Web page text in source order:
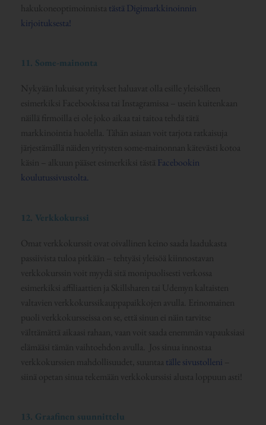
hakukoneoptimoinnista tästä Digimarkkinoinnin
kirjoituksesta!
11. Some-mainonta
Nykyään lukuisat yritykset haluavat olla esille yleisölleen
esimerkiksi Facebookissa tai Instagramissa – usein kuitenkaan
näillä firmoilla ei ole joko aikaa tai taitoa tehdä tätä
markkinointia huolella. Tähän asiaan voit tarjota ratkaisuja
järjestämällä näiden yritysten some-mainonnan kätevästi kotoa
käsin – alkuun pääset esimerkiksi tästä Facebookin
koulutussivustolta.
12. Verkkokurssi
Omat verkkokurssit ovat oivallinen keino saada laadukasta
passiivista tuloa pitkään – tehtyäsi yleisöä kiinnostavan
verkkokurssin voit myydä sitä monipuolisesti verkossa
esimerkiksi affiliaattien ja Skillsharen tai Udemyn kaltaisten
valtavien verkkokurssikauppapaikkojen avulla. Erinomainen
puoli verkkokursseissa on se, että sinun ei näin tarvitse
välttämättä aikaasi rahaan, vaan voit saada enemmän vapauksiasi
elämääsi tämän vaihtoehdon avulla. Jos sinua innostaa
verkkokurssien mahdollisuudet, suuntaa tälle sivustolleni
siinä opetan sinua tekemään verkkokurssisi alusta loppuun asti!
13. Graafinen suunnittelu